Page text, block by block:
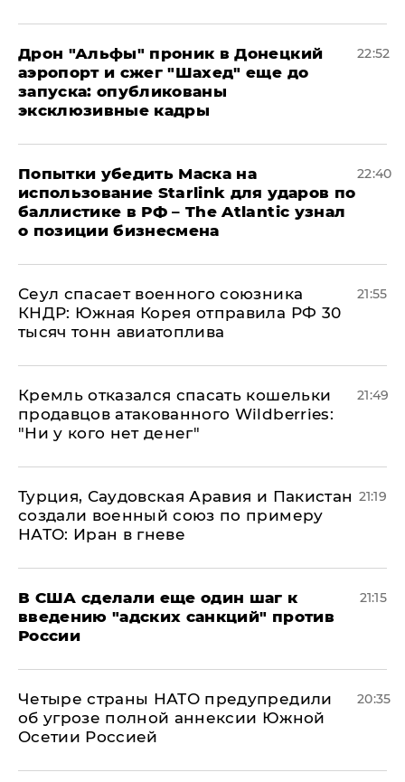
Дрон "Альфы" проник в Донецкий
аэропорт и сжег "Шахед" еще до
запуска: опубликованы
эксклюзивные кадры
22:52
Попытки убедить Маска на
использование Starlink для ударов по
баллистике в РФ – The Atlantic узнал
о позиции бизнесмена
22:40
​Сеул спасает военного союзника
КНДР: Южная Корея отправила РФ 30
тысяч тонн авиатоплива
21:55
Кремль отказался спасать кошельки
продавцов атакованного Wildberries:
"Ни у кого нет денег"
21:49
Турция, Саудовская Аравия и Пакистан
создали военный союз по примеру
НАТО: Иран в гневе
21:19
В США сделали еще один шаг к
введению "адских санкций" против
России
21:15
Четыре страны НАТО предупредили
об угрозе полной аннексии Южной
Осетии Россией
20:35